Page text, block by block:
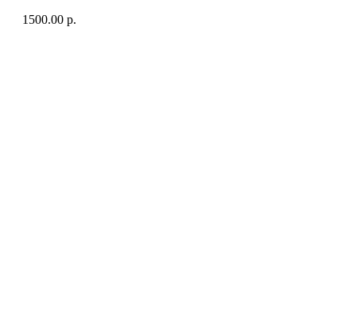
1500.00 р.